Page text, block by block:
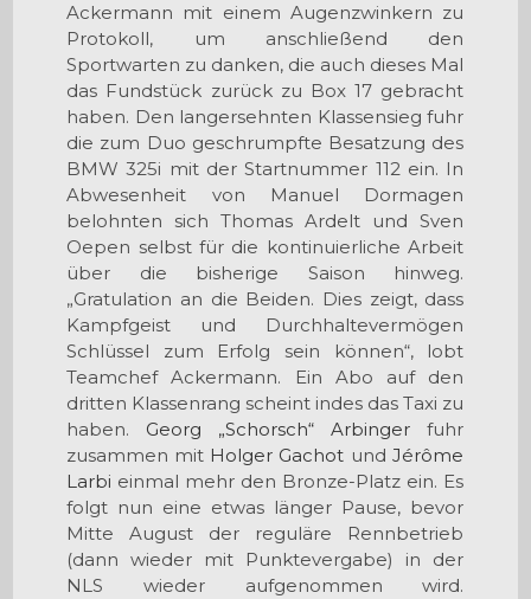
Ackermann mit einem Augenzwinkern zu
Protokoll, um anschließend den
Sportwarten zu danken, die auch dieses Mal
das Fundstück zurück zu Box 17 gebracht
haben. Den langersehnten Klassensieg fuhr
die zum Duo geschrumpfte Besatzung des
BMW 325i mit der Startnummer 112 ein. In
Abwesenheit von Manuel Dormagen
belohnten sich Thomas Ardelt und Sven
Oepen selbst für die kontinuierliche Arbeit
über die bisherige Saison hinweg.
„Gratulation an die Beiden. Dies zeigt, dass
Kampfgeist und Durchhaltevermögen
Schlüssel zum Erfolg sein können“, lobt
Teamchef Ackermann. Ein Abo auf den
dritten Klassenrang scheint indes das Taxi zu
haben. Georg „Schorsch“ Arbinger fuhr
zusammen mit Holger Gachot undJérôme
Larbi einmal mehr den Bronze-Platz ein. Es
folgt nun eine etwas länger Pause, bevor
Mitte August der reguläre Rennbetrieb
(dann wieder mit Punktevergabe) in der
NLS wieder aufgenommen wird.